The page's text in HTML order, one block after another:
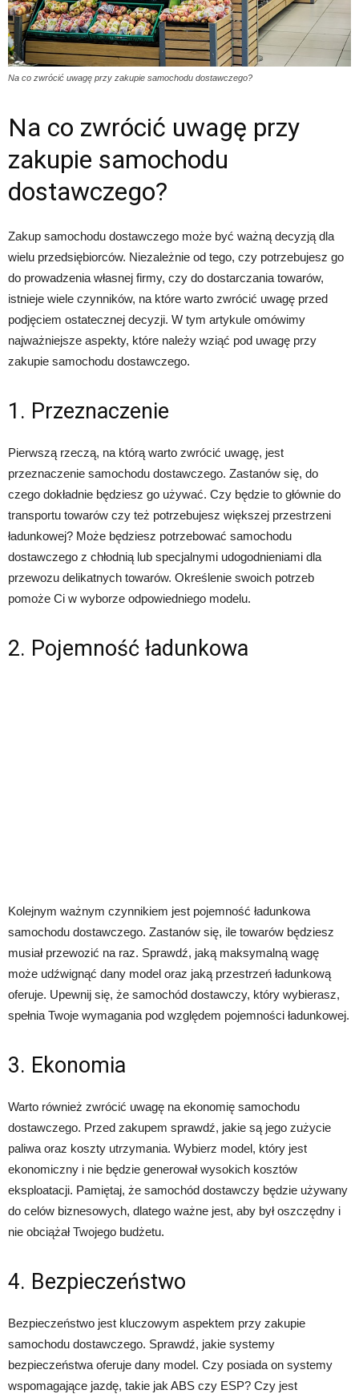
Na co zwrócić uwagę przy zakupie samochodu dostawczego?
Na co zwrócić uwagę przy
zakupie samochodu
dostawczego?
Zakup samochodu dostawczego może być ważną decyzją dla
wielu przedsiębiorców. Niezależnie od tego, czy potrzebujesz go
do prowadzenia własnej firmy, czy do dostarczania towarów,
istnieje wiele czynników, na które warto zwrócić uwagę przed
podjęciem ostatecznej decyzji. W tym artykule omówimy
najważniejsze aspekty, które należy wziąć pod uwagę przy
zakupie samochodu dostawczego.
1. Przeznaczenie
Pierwszą rzeczą, na którą warto zwrócić uwagę, jest
przeznaczenie samochodu dostawczego. Zastanów się, do
czego dokładnie będziesz go używać. Czy będzie to głównie do
transportu towarów czy też potrzebujesz większej przestrzeni
ładunkowej? Może będziesz potrzebować samochodu
dostawczego z chłodnią lub specjalnymi udogodnieniami dla
przewozu delikatnych towarów. Określenie swoich potrzeb
pomoże Ci w wyborze odpowiedniego modelu.
2. Pojemność ładunkowa
Kolejnym ważnym czynnikiem jest pojemność ładunkowa
samochodu dostawczego. Zastanów się, ile towarów będziesz
musiał przewozić na raz. Sprawdź, jaką maksymalną wagę
może udźwignąć dany model oraz jaką przestrzeń ładunkową
oferuje. Upewnij się, że samochód dostawczy, który wybierasz,
spełnia Twoje wymagania pod względem pojemności ładunkowej.
3. Ekonomia
Warto również zwrócić uwagę na ekonomię samochodu
dostawczego. Przed zakupem sprawdź, jakie są jego zużycie
paliwa oraz koszty utrzymania. Wybierz model, który jest
ekonomiczny i nie będzie generował wysokich kosztów
eksploatacji. Pamiętaj, że samochód dostawczy będzie używany
do celów biznesowych, dlatego ważne jest, aby był oszczędny i
nie obciążał Twojego budżetu.
4. Bezpieczeństwo
Bezpieczeństwo jest kluczowym aspektem przy zakupie
samochodu dostawczego. Sprawdź, jakie systemy
bezpieczeństwa oferuje dany model. Czy posiada on systemy
wspomagające jazdę, takie jak ABS czy ESP? Czy jest